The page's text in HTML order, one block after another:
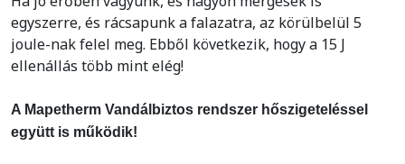
egyszerre, és rácsapunk a falazatra, az körülbelül 5
joule-nak felel meg. Ebből következik, hogy a 15 J
ellenállás több mint elég!
A Mapetherm Vandálbiztos rendszer hőszigeteléssel
együtt is működik!